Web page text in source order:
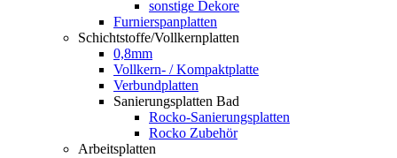
sonstige Dekore
Furnierspanplatten
Schichtstoffe/Vollkernplatten
0,8mm
Vollkern- / Kompaktplatte
Verbundplatten
Sanierungsplatten Bad
Rocko-Sanierungsplatten
Rocko Zubehör
Arbeitsplatten